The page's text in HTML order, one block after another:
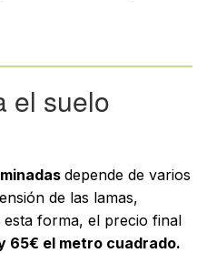
el suelo
depende de varios
de las lamas,
forma, el precio final
65€ el metro cuadrado.